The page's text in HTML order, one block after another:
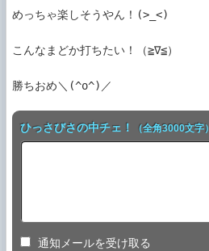
めっちゃ楽しそうやん！(>_<)
こんなまどか打ちたい！（≧∇≦）
勝ちおめ＼(^o^)／
ひっさびさの中チェ！ （全角3000文字）
通知メールを受け取る